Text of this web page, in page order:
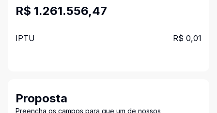
R$ 1.261.556,47
IPTU R$ 0,01
Proposta
Preencha os campos para que um de nossos